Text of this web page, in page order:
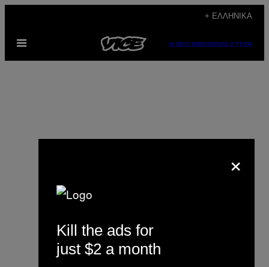
περιεχόμενο
+ ΕΛΛΗΝΙΚΆ
Ανοίξτε
μενού
SUBSCRIBENEWSLETTER
Chris Priestman
×
Kill the ads for
just $2 a month